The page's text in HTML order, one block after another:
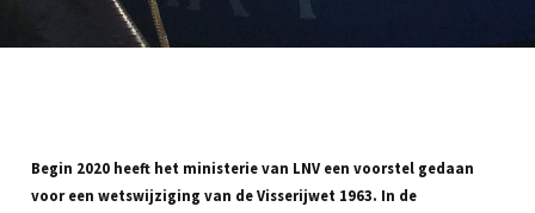
Begin 2020 heeft het ministerie van LNV een voorstel gedaan
voor een wetswijziging van de Visserijwet 1963. In de